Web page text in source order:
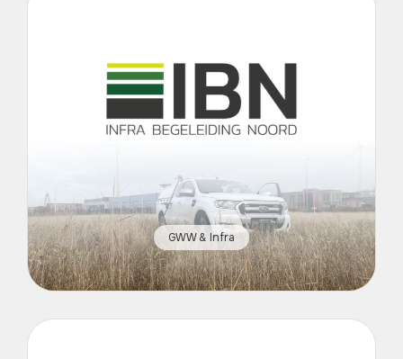
GWW & Infra